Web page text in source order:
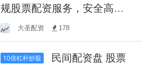
规股票配资服务，安全高效
的资金放大方案，助您股市
驰骋！
大圣配资 178
10倍杠杆炒股